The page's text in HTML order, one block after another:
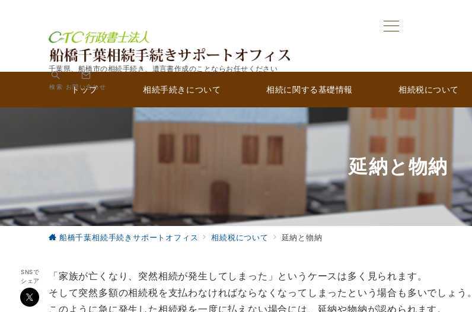
千葉県、船橋市の相続手続き、遺言書作成のことならお任せください
検索 お問い合わせ
トップ 相続手続きについて 相続に関する基礎情報 相続税について
延納と物納
船橋千葉相続手続きサポートオフィス 相続税について 延納と物納
SNSで
シェア
「家族が亡くなり、突然相続が発生してしまった」というケースは多く見られます。
そして突然多額の相続税を支払わなければならなくなってしまったという場合も多いでしょう。
このように急に発生した相続税を一度に払えない場合には、延納や物納が認められます。